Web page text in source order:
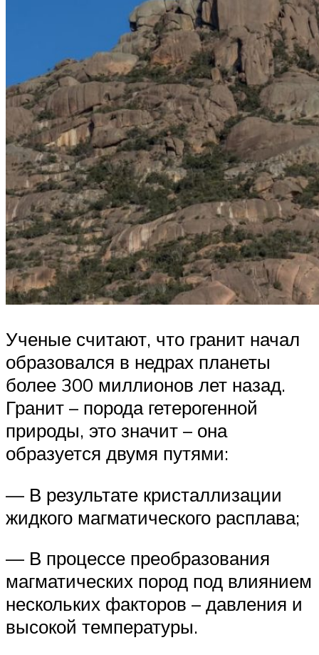
Ученые считают, что гранит начал
образовался в недрах планеты
более 300 миллионов лет назад.
Гранит – порода гетерогенной
природы, это значит – она
образуется двумя путями:
— В результате кристаллизации
жидкого магматического расплава;
— В процессе преобразования
магматических пород под влиянием
нескольких факторов – давления и
высокой температуры.